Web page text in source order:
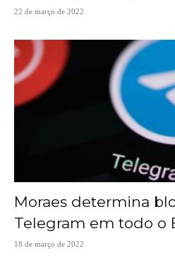
22 de março de 2022
Moraes determina
Telegram em todo o
18 de março de 2022